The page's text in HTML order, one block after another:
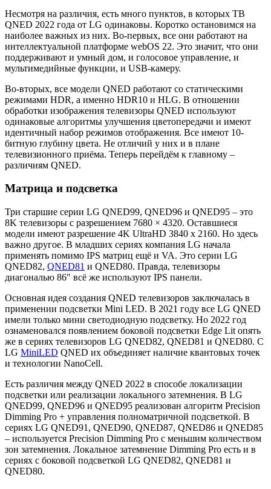
Несмотря на различия, есть много пунктов, в которых ТВ
QNED 2022 года от LG одинаковы. Коротко остановимся на
наиболее важных из них. Во-первых, все они работают на
интеллектуальной платформе webOS 22. Это значит, что они
поддерживают и умный дом, и голосовое управление, и
мультимедийные функции, и USB-камеру.
Во-вторых, все модели QNED работают со статическими
режимами HDR, а именно HDR10 и HLG. В отношении
обработки изображения телевизоры QNED используют
одинаковые алгоритмы улучшения цветопередачи и имеют
идентичный набор режимов отображения. Все имеют 10-
битную глубину цвета. Не отличий у них и в плане
телевизионного приёма. Теперь перейдём к главному –
различиям QNED.
Матрица и подсветка
Три старшие серии LG QNED99, QNED96 и QNED95 – это
8K телевизоры с разрешением 7680 × 4320. Оставшиеся
модели имеют разрешение 4K UltraHD 3840 x 2160. Но здесь
важно другое. В младших сериях компания LG начала
применять помимо IPS матриц ещё и VA. Это серии LG
QNED82, QNED81 и QNED80. Правда, телевизоры
диагональю 86″ всё же используют IPS панели.
Основная идея создания QNED телевизоров заключалась в
применении подсветки Mini LED. В 2021 году все LG QNED
имели только мини светодиодную подсветку. Но 2022 год
ознаменовался появлением боковой подсветки Edge Lit опять
же в сериях телевизоров LG QNED82, QNED81 и QNED80. С
LG MiniLED QNED их объединяет наличие квантовых точек
и технологии NanoCell.
Есть различия между QNED 2022 в способе локализации
подсветки или реализации локального затемнения. В LG
QNED99, QNED96 и QNED95 реализован алгоритм Precision
Dimming Pro + управления полноматричной подсветкой. В
сериях LG QNED91, QNED90, QNED87, QNED86 и QNED85
– используется Precision Dimming Pro с меньшим количеством
зон затемнения. Локальное затемнение Dimming Pro есть и в
сериях с боковой подсветкой LG QNED82, QNED81 и
QNED80.